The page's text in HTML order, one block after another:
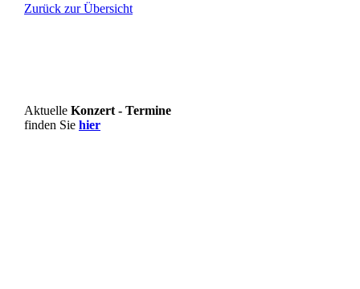
Zurück zur Übersicht
Aktuelle Konzert - Termine
finden Sie hier